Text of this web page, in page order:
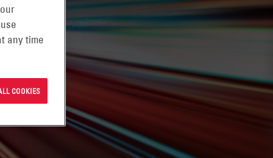
any time
COOKIES